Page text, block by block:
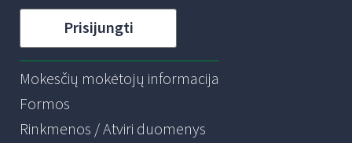
Prisijungti
Mokesčių mokėtojų informacija
Formos
Rinkmenos / Atviri duomenys